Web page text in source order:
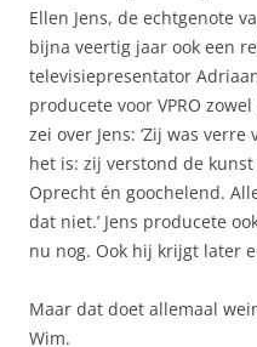
Ellen Jens, de echtgenote
bijna veertig jaar ook een
televisiepresentator
producete voor VPRO
zei over Jens: ‘Zij was
het is: zij verstond de
Oprecht én goochelend.
dat niet.’ Jens producete
nu nog. Ook hij krijgt later
Maar dat doet allemaal
Wim.